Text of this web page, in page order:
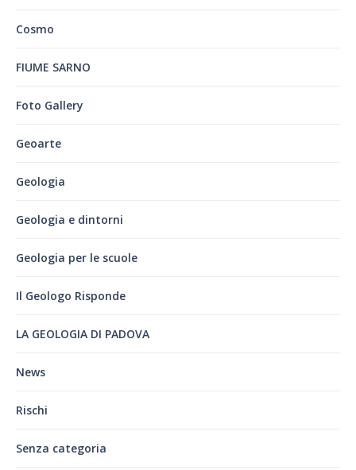
Cosmo
FIUME SARNO
Foto Gallery
Geoarte
Geologia
Geologia e dintorni
Geologia per le scuole
Il Geologo Risponde
LA GEOLOGIA DI PADOVA
News
Rischi
Senza categoria